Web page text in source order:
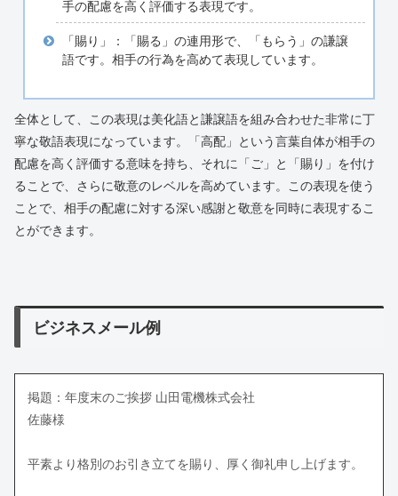
手の配慮を高く評価する表現です。
「賜り」：「賜る」の連用形で、「もらう」の謙譲
語です。相手の行為を高めて表現しています。
全体として、この表現は美化語と謙譲語を組み合わせた非常に丁
寧な敬語表現になっています。「高配」という言葉自体が相手の
配慮を高く評価する意味を持ち、それに「ご」と「賜り」を付け
ることで、さらに敬意のレベルを高めています。この表現を使う
ことで、相手の配慮に対する深い感謝と敬意を同時に表現するこ
とができます。
ビジネスメール例
掲題：年度末のご挨拶 山田電機株式会社
佐藤様
平素より格別のお引き立てを賜り、厚く御礼申し上げます。